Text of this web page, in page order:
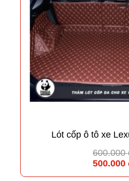
Lót cốp ô tô xe
600.000
500.000